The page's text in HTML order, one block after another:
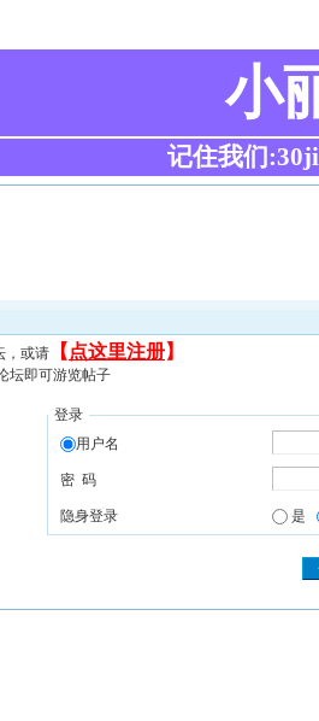
小
记住我们
，或请 【 点这里注册】
坛即可游览帖子
登录
用户名
密 码
隐身登录 是